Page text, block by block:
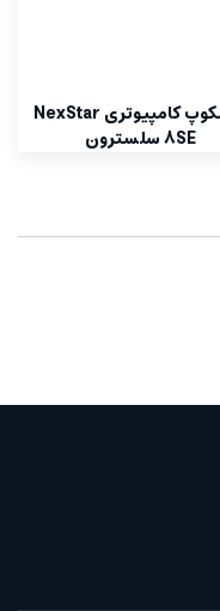
تلسکوپ کامپیوتری NexStar
8SE سلسترون